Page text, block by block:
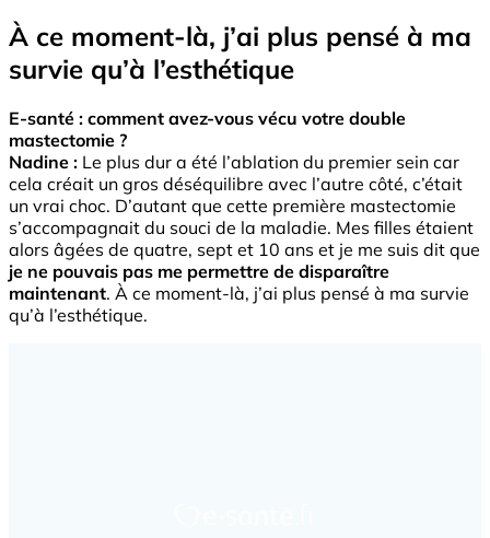
À ce moment-là, j’ai plus pensé à ma
survie qu’à l’esthétique
E-santé : comment avez-vous vécu votre double
mastectomie ?
Nadine : Le plus dur a été l’ablation du premier sein car
cela créait un gros déséquilibre avec l’autre côté, c’était
un vrai choc. D’autant que cette première mastectomie
s’accompagnait du souci de la maladie. Mes filles étaient
alors âgées de quatre, sept et 10 ans et je me suis dit que
je ne pouvais pas me permettre de disparaître
maintenant. À ce moment-là, j’ai plus pensé à ma survie
qu’à l’esthétique.